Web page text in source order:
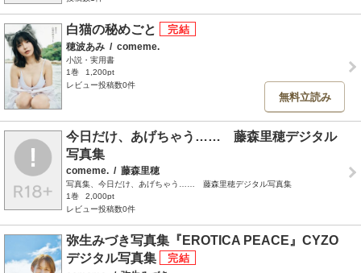
白猫の秘めごと
穂波あみ / comeme.
小説・実用書
1巻
1,200pt
レビュー投稿数0件
無料立読み
今日だけ、あげちゃう…… 藤森里穂デジタル
写真集
comeme. / 藤森里穂
写真集、今日だけ、あげちゃう…… 藤森里穂デジタル写真集
1巻
2,000pt
レビュー投稿数0件
弥生みづき写真集『EROTICA PEACE』CYZO
デジタル写真集